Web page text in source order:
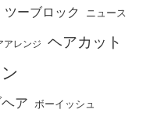
ツーブロック ニュース
アレンジ ヘアカット
ア ボーイッシュ